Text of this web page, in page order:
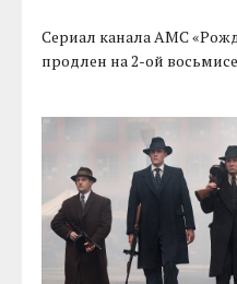
Сериал канала AMC
продлен на 2-ой